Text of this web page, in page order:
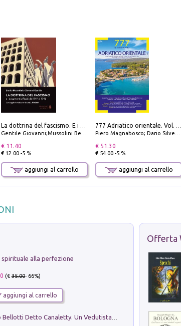
Gentile Giovanni;Mussolini Benito
€ 11.40
€ 12.00 -5 %
aggiungi al carrello
Piero Magnabosco; Dario Silvestro; Marco Sbrizzi
€ 51.30
€ 54.00 -5 %
aggiungi al carrello
spirituale alla perfezione
(€35.00- 66%)
aggiungi al carrello
Offerta